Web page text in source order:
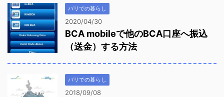
バリでの暮らし
2020/04/30
BCA mobileで他のBCA口座へ振込
（送金）する方法
バリでの暮らし
2018/09/08